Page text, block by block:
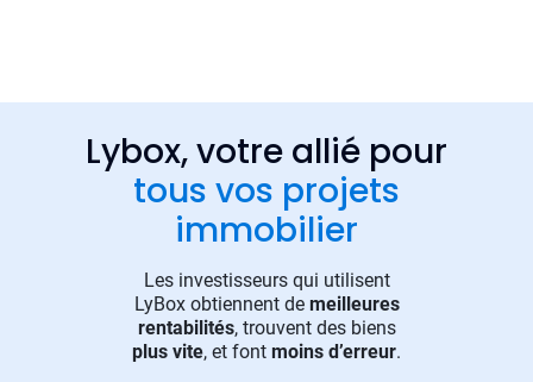
Lybox, votre allié pour
tous vos projets
immobilier
Les investisseurs qui utilisent
LyBox obtiennent de meilleures
rentabilités, trouvent des biens
plus vite, et font moins d’erreur.